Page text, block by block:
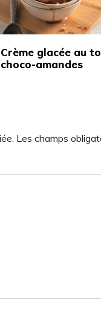
Crème glacée au
choco-amandes
Les champs